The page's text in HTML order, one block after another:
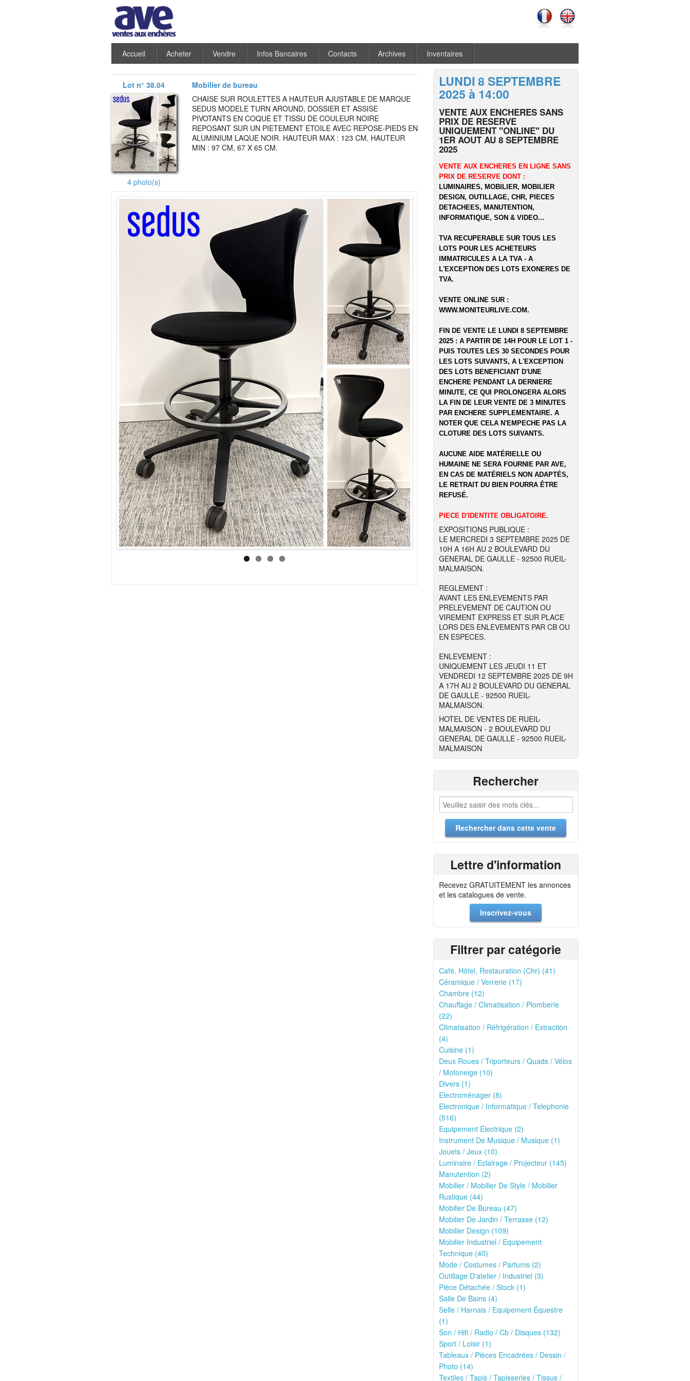
Accueil Acheter Vendre Infos Bancaires Contacts Archives Inventaires
Lot n° 38.04 Mobilier de bureau
4 photo(s)
CHAISE SUR ROULETTES A HAUTEUR AJUSTABLE DE MARQUE
SEDUS MODELE TURN AROUND, DOSSIER ET ASSISE
PIVOTANTS EN COQUE ET TISSU DE COULEUR NOIRE
REPOSANT SUR UN PIETEMENT ETOILE AVEC REPOSE-PIEDS EN
ALUMINIUM LAQUE NOIR. HAUTEUR MAX : 123 CM, HAUTEUR
MIN : 97 CM, 67 X 65 CM.
LUNDI 8 SEPTEMBRE
2025 à 14:00
VENTE AUX ENCHERES SANS
PRIX DE RESERVE
UNIQUEMENT "ONLINE" DU
1ER AOUT AU 8 SEPTEMBRE
2025
VENTE AUX ENCHERES EN LIGNE SANS
PRIX DE RESERVE DONT :
LUMINAIRES, MOBILIER, MOBILIER
DESIGN, OUTILLAGE, CHR, PIECES
DETACHEES, MANUTENTION,
INFORMATIQUE, SON & VIDEO...
TVA RECUPERABLE SUR TOUS LES
LOTS POUR LES ACHETEURS
IMMATRICULES A LA TVA - A
L'EXCEPTION DES LOTS EXONERES DE
TVA.
VENTE ONLINE SUR :
WWW.MONITEURLIVE.COM.
FIN DE VENTE LE LUNDI 8 SEPTEMBRE
2025 : A PARTIR DE 14H POUR LE LOT 1 -
PUIS TOUTES LES 30 SECONDES POUR
LES LOTS SUIVANTS, A L'EXCEPTION
DES LOTS BENEFICIANT D'UNE
ENCHERE PENDANT LA DERNIERE
MINUTE, CE QUI PROLONGERA ALORS
LA FIN DE LEUR VENTE DE 3 MINUTES
PAR ENCHERE SUPPLEMENTAIRE. A
NOTER QUE CELA N'EMPECHE PAS LA
CLOTURE DES LOTS SUIVANTS.
AUCUNE AIDE MATÉRIELLE OU
HUMAINE NE SERA FOURNIE PAR AVE,
EN CAS DE MATÉRIELS NON ADAPTÉS,
LE RETRAIT DU BIEN POURRA ÊTRE
REFUSÉ.
PIECE D'IDENTITE OBLIGATOIRE.
EXPOSITIONS PUBLIQUE :
LE MERCREDI 3 SEPTEMBRE 2025 DE
10H A 16H AU 2 BOULEVARD DU
GENERAL DE GAULLE - 92500 RUEIL-
MALMAISON.
REGLEMENT :
AVANT LES ENLEVEMENTS PAR
PRELEVEMENT DE CAUTION OU
VIREMENT EXPRESS ET SUR PLACE
LORS DES ENLEVEMENTS PAR CB OU
EN ESPECES.
ENLEVEMENT :
UNIQUEMENT LES JEUDI 11 ET
VENDREDI 12 SEPTEMBRE 2025 DE 9H
A 17H AU 2 BOULEVARD DU GENERAL
DE GAULLE - 92500 RUEIL-
MALMAISON.
HOTEL DE VENTES DE RUEIL-
MALMAISON - 2 BOULEVARD DU
GENERAL DE GAULLE - 92500 RUEIL-
MALMAISON
Rechercher
Lettre d'information
Recevez GRATUITEMENT les annonces
et les catalogues de vente.
Inscrivez-vous
Filtrer par catégorie
Café, Hôtel, Restauration (Chr) (41)
Céramique / Verrerie (17)
Chambre (12)
Chauffage / Climatisation / Plomberie
(22)
Climatisation / Réfrigération / Extraction
(4)
Cuisine (1)
Deux Roues / Triporteurs / Quads / Vélos
/ Motoneige (10)
Divers (1)
Electroménager (8)
Electronique / Informatique / Telephonie
(516)
Equipement Électrique (2)
Instrument De Musique / Musique (1)
Jouets / Jeux (10)
Luminaire / Eclairage / Projecteur (145)
Manutention (2)
Mobilier / Mobilier De Style / Mobilier
Rustique (44)
Mobilier De Bureau (47)
Mobilier De Jardin / Terrasse (12)
Mobilier Design (109)
Mobilier Industriel / Equipement
Technique (40)
Mode / Costumes / Parfums (2)
Outillage D'atelier / Industriel (3)
Pièce Détachée / Stock (1)
Salle De Bains (4)
Selle / Harnais / Equipement Équestre
(1)
Son / Hifi / Radio / Cb / Disques (132)
Sport / Loisir (1)
Tableaux / Pièces Encadrées / Dessin /
Photo (14)
Textiles / Tapis / Tapisseries / Tissus /